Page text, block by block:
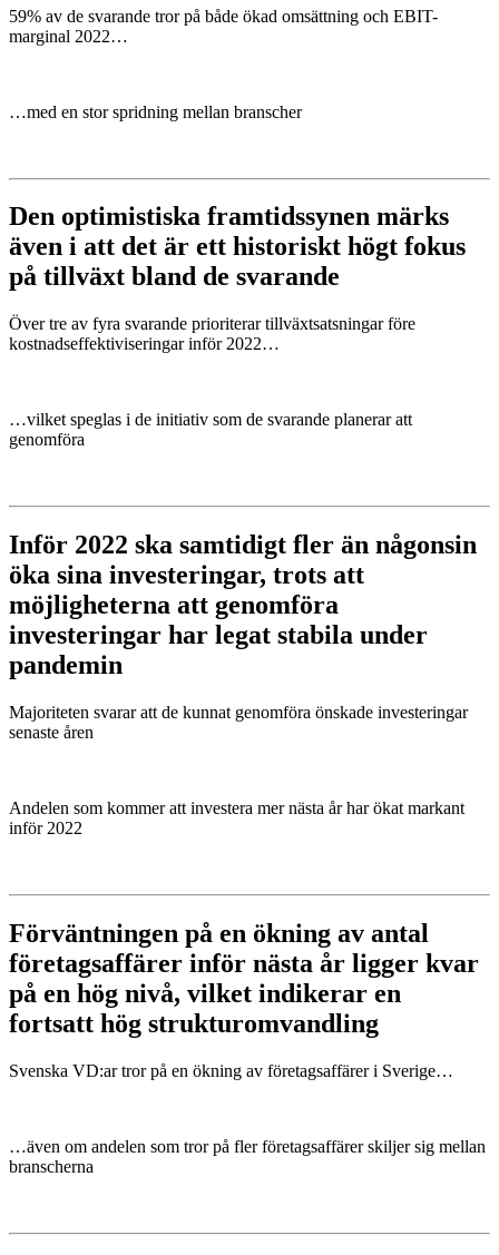
59% av de svarande tror på både ökad omsättning och EBIT-
marginal 2022…
…med en stor spridning mellan branscher
Den optimistiska framtidssynen märks
även i att det är ett historiskt högt fokus
på tillväxt bland de svarande
Över tre av fyra svarande prioriterar tillväxtsatsningar före
kostnadseffektiviseringar inför 2022…
…vilket speglas i de initiativ som de svarande planerar att
genomföra
Inför 2022 ska samtidigt fler än någonsin
öka sina investeringar, trots att
möjligheterna att genomföra
investeringar har legat stabila under
pandemin
Majoriteten svarar att de kunnat genomföra önskade investeringar
senaste åren
Andelen som kommer att investera mer nästa år har ökat markant
inför 2022
Förväntningen på en ökning av antal
företagsaffärer inför nästa år ligger kvar
på en hög nivå, vilket indikerar en
fortsatt hög strukturomvandling
Svenska VD:ar tror på en ökning av företagsaffärer i Sverige…
…även om andelen som tror på fler företagsaffärer skiljer sig mellan
branscherna